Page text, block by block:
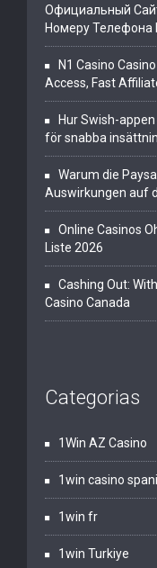
Официальный
Номеру Телефона
N1 Casino
Access, Fast
Hur Swish-
för snabba
Warum die
Auswirkungen auf
Online Casinos
Liste 2026
Cashing Out:
Casino Canada
Categorias
1Win AZ Casino
1win casino
1win fr
1win Turkiye